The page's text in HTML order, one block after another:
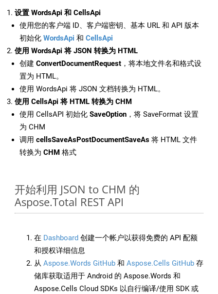
设置 WordsApi 和 CellsApi
使用您的客户端 ID、客户端密钥、基本 URL 和 API 版本
初始化 WordsApi 和 CellsApi
使用 WordsApi 将 JSON 转换为 HTML
创建 ConvertDocumentRequest ，将本地文件名和格式设
置为 HTML。
使用 WordsApi 将 JSON 文档转换为 HTML。
使用 CellsApi 将 HTML 转换为 CHM
使用 CellsAPI 初始化 SaveOption ，将 SaveFormat 设置
为 CHM
调用 cellsSaveAsPostDocumentSaveAs 将 HTML 文件
转换为 CHM 格式
开始利用 JSON to CHM 的
Aspose.Total REST API
在 Dashboard 创建一个帐户以获得免费的 API 配额
和授权详细信息
从 Aspose.Words GitHub 和 Aspose.Cells GitHub 存
储库获取适用于 Android 的 Aspose.Words 和
Aspose.Cells Cloud SDKs 以自行编译/使用 SDK 或